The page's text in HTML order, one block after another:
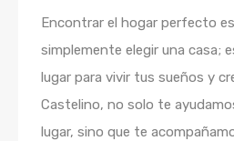
Encontrar el hogar perfecto
simplemente elegir una casa;
lugar para vivir tus sueños y
Castelino, no solo te
lugar, sino que te